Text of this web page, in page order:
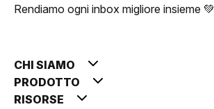
Rendiamo ogni inbox migliore insieme 💚
CHI SIAMO
PRODOTTO
RISORSE